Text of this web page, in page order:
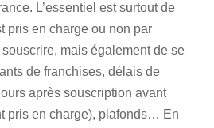
L’essentiel est surtout de
pris en charge ou non par
souscrire, mais également de se
de franchises, délais de
après souscription avant
pris en charge), plafonds… En